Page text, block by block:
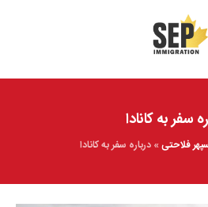
سفر به کانادا
فلاحتی» درباره سفر به کانادا